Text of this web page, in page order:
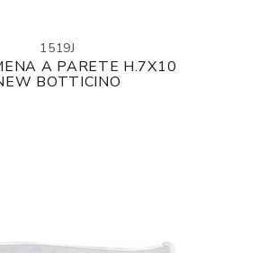
1519J
A PARETE H.7X10
BOTTICINO